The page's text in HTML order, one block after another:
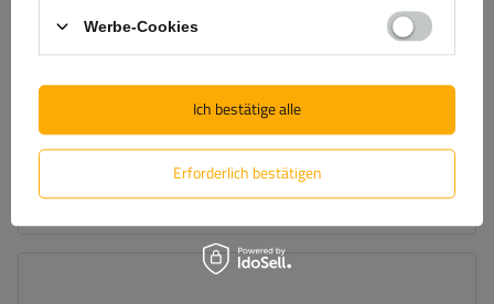
Dachträger G3 Pacific 64.110-68.003 Aluminium
Geringe Menge vorhanden Wir versenden schon am11. August
In den
Warenkorb
legen
Werbe-Cookies
Erforderlich bestätigen
Ich bestätige alle